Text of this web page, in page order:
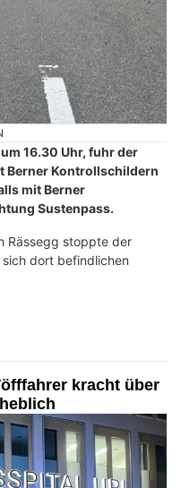
16.30 Uhr, fuhr der
Berner Kontrollschildern
mit Berner
Sustenpass.
Rässegg stoppte der
dort befindlichen
kracht über